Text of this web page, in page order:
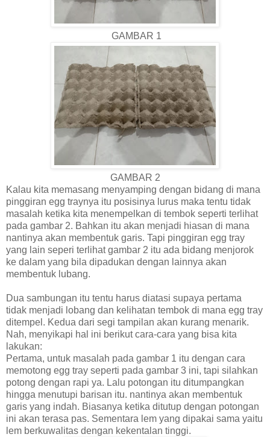
GAMBAR 1
GAMBAR 2
Kalau kita memasang menyamping dengan bidang di mana
pinggiran egg traynya itu posisinya lurus maka tentu tidak
masalah ketika kita menempelkan di tembok seperti terlihat
pada gambar 2. Bahkan itu akan menjadi hiasan di mana
nantinya akan membentuk garis. Tapi pinggiran egg tray
yang lain seperi terlihat gambar 2 itu ada bidang menjorok
ke dalam yang bila dipadukan dengan lainnya akan
membentuk lubang.
Dua sambungan itu tentu harus diatasi supaya pertama
tidak menjadi lobang dan kelihatan tembok di mana egg tray
ditempel. Kedua dari segi tampilan akan kurang menarik.
Nah, menyikapi hal ini berikut cara-cara yang bisa kita
lakukan:
Pertama, untuk masalah pada gambar 1 itu dengan cara
memotong egg tray seperti pada gambar 3 ini, tapi silahkan
potong dengan rapi ya. Lalu potongan itu ditumpangkan
hingga menutupi barisan itu. nantinya akan membentuk
garis yang indah. Biasanya ketika ditutup dengan potongan
ini akan terasa pas. Sementara lem yang dipakai sama yaitu
lem berkuwalitas dengan kekentalan tinggi.